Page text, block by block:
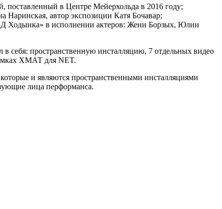
в Центре Мейерхольда в 2016 году;
автор экспозиции Катя Бочавар;
Ходынка» в исполнении актеров: Жени Борзых, Юлии
себя: пространственную инсталляцию, 7 отдельных видео
ХМАТ для NET.
и являются пространственными инсталляциями
лица перформанса.